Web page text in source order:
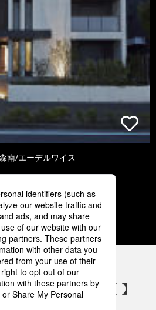
南/エーデルワイス
3 4 5
気設備 SNSアカウント